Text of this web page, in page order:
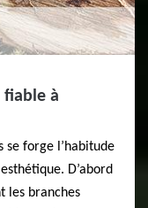
fiable à
se forge l’habitude
D’abord
les branches